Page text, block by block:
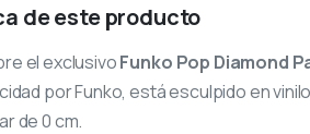
de este producto
el exclusivoFunko Pop Diamond
por Funko, está esculpido en
de 0 cm.